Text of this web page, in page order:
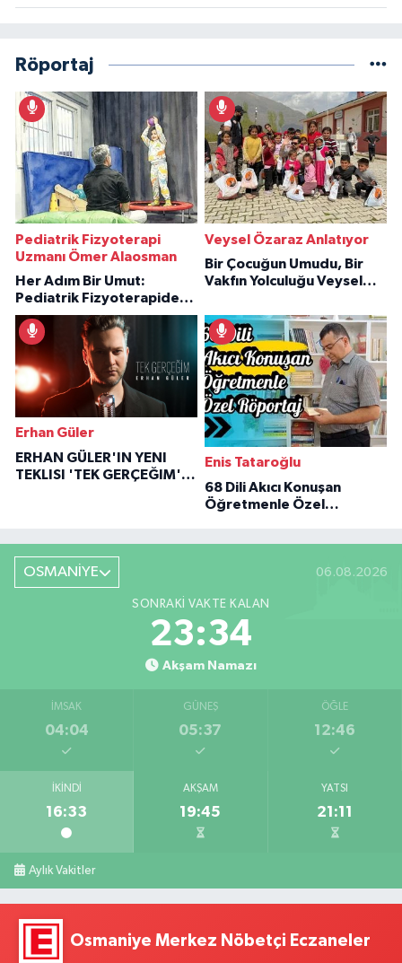
Röportaj
Pediatrik Fizyoterapi
Uzmanı Ömer Alaosman
Her Adım Bir Umut:
Pediatrik Fizyoterapiden
İlham Veren Hikâyeler
Veysel Özaraz Anlatıyor
Bir Çocuğun Umudu, Bir
Vakfın Yolculuğu Veysel
Erhan Güler
ERHAN GÜLER'IN YENI
TEKLISI 'TEK GERÇEĞIM'LE
Enis Tataroğlu
68 Dili Akıcı Konuşan
Öğretmenle Özel
OSMANİYE 06.08.2026
SONRAKI VAKTE KALAN
23:33
Akşam Namazı
İMSAK
04:04
GÜNEŞ
05:37
ÖĞLE
12:46
İKINDI
16:33
AKŞAM
19:45
YATSI
21:11
Aylık Vakitler
Osmaniye Merkez Nöbetçi Eczaneler